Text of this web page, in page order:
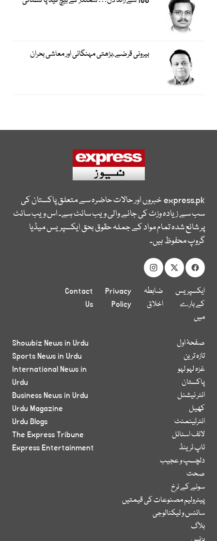
بیرونی قرضے،بڑھتی مہنگائی اور معاشی بحران
express.pkخبروں اور حالات حاضرہ سے متعلق پاکستان کی
سب سے زیادہ وزٹ کی جانے والی ویب سائٹ ہے۔ اس ویب سائٹ
پر شائع شدہ تمام مواد کے جملہ حقوق بحق ایکسپریس میڈیا
گروپ محفوظ ہیں۔
ایکسپریس
کے بارے
میں
ضابطہ
اخلاق
Privacy
Policy
Contact
Us
صفحۂ اول
تازہ ترین
غزہ لہو لہو
پاکستان
انٹر نیشنل
کھیل
انٹرٹینمنٹ
لائف اسٹائل
ٹاپ ٹرینڈ
دلچسپ و عجیب
صحت
سونے کے نرخ
پیٹرولیم مصنوعات کی قیمتیں
سائنس و ٹیکنالوجی
بلاگ
Showbiz News in Urdu
Sports News in Urdu
International News in
Urdu
Business News in Urdu
Urdu Magazine
Urdu Blogs
The Express Tribune
Express Entertainment